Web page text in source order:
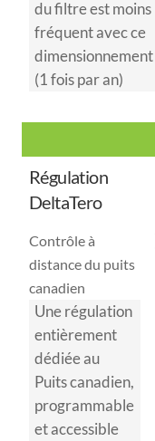
du filtre est moins
fréquent avec ce
dimensionnement
(1 fois par an)
Régulation
DeltaTero
Contrôle à
distance du puits
canadien
Une régulation
entièrement
dédiée au
Puits canadien,
programmable
et accessible